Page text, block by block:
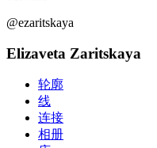
@ezaritskaya
Elizaveta Zaritskaya
轮廓
线
连接
相册